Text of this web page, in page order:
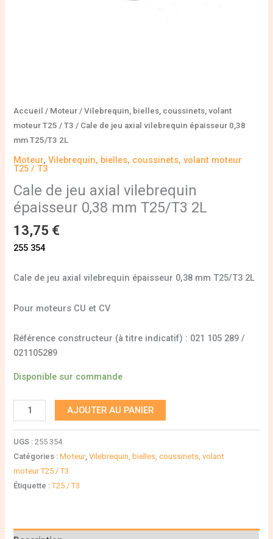
Accueil / Moteur /Vilebrequin, bielles, coussinets, volant
moteur T25 / T3 / Cale de jeu axial vilebrequin épaisseur 0,38
mm T25/T3 2L
Moteur,Vilebrequin, bielles, coussinets, volant moteur
T25 / T3
Cale de jeu axial vilebrequin
épaisseur 0,38 mm T25/T3 2L
13,75 €
255 354
Cale de jeu axial vilebrequin épaisseur 0,38 mm T25/T3 2L
Pour moteurs CU et CV
Référence constructeur (à titre indicatif) : 021 105 289 /
021105289
Disponible sur commande
AJOUTER AU PANIER
UGS :255 354
Catégories :Moteur,Vilebrequin, bielles, coussinets, volant
moteur T25 / T3
Étiquette :T25 / T3